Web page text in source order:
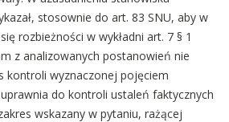
stosownie do art. 83 SNU, aby w
rozbieżności w wykładni art. 7 § 1
z analizowanych postanowień nie
kontroli wyznaczonej pojęciem
do kontroli ustaleń faktycznych
wskazany w pytaniu, rażącej